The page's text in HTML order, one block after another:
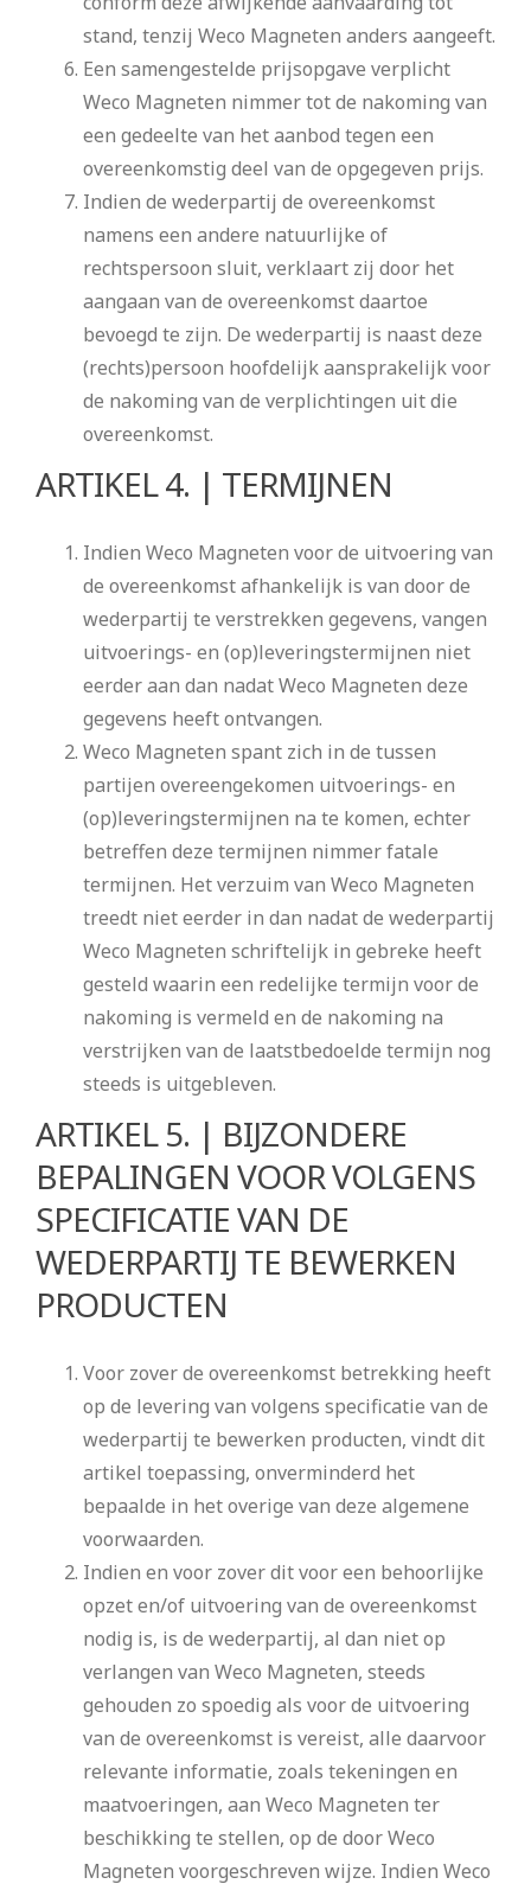
stand, tenzij Weco Magneten anders aangeeft.
Een samengestelde prijsopgave verplicht
Weco Magneten nimmer tot de nakoming van
een gedeelte van het aanbod tegen een
overeenkomstig deel van de opgegeven prijs.
Indien de wederpartij de overeenkomst
namens een andere natuurlijke of
rechtspersoon sluit, verklaart zij door het
aangaan van de overeenkomst daartoe
bevoegd te zijn. De wederpartij is naast deze
(rechts)persoon hoofdelijk aansprakelijk voor
de nakoming van de verplichtingen uit die
overeenkomst.
ARTIKEL 4. | TERMIJNEN
Indien Weco Magneten voor de uitvoering van
de overeenkomst afhankelijk is van door de
wederpartij te verstrekken gegevens, vangen
uitvoerings- en (op)leveringstermijnen niet
eerder aan dan nadat Weco Magneten deze
gegevens heeft ontvangen.
Weco Magneten spant zich in de tussen
partijen overeengekomen uitvoerings- en
(op)leveringstermijnen na te komen, echter
betreffen deze termijnen nimmer fatale
termijnen. Het verzuim van Weco Magneten
treedt niet eerder in dan nadat de wederpartij
Weco Magneten schriftelijk in gebreke heeft
gesteld waarin een redelijke termijn voor de
nakoming is vermeld en de nakoming na
verstrijken van de laatstbedoelde termijn nog
steeds is uitgebleven.
ARTIKEL 5. | BIJZONDERE
BEPALINGEN VOOR VOLGENS
SPECIFICATIE VAN DE
WEDERPARTIJ TE BEWERKEN
PRODUCTEN
Voor zover de overeenkomst betrekking heeft
op de levering van volgens specificatie van de
wederpartij te bewerken producten, vindt dit
artikel toepassing, onverminderd het
bepaalde in het overige van deze algemene
voorwaarden.
Indien en voor zover dit voor een behoorlijke
opzet en/of uitvoering van de overeenkomst
nodig is, is de wederpartij, al dan niet op
verlangen van Weco Magneten, steeds
gehouden zo spoedig als voor de uitvoering
van de overeenkomst is vereist, alle daarvoor
relevante informatie, zoals tekeningen en
maatvoeringen, aan Weco Magneten ter
beschikking te stellen, op de door Weco
Magneten voorgeschreven wijze. Indien Weco